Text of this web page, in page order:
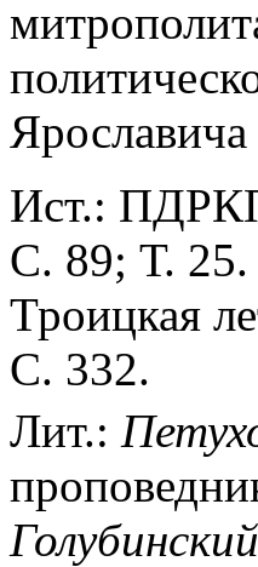
Ист.:
С. 89; Т.
Троицкая
С. 332.
Лит.: